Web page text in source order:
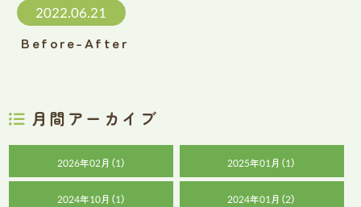
2022.06.21
Before-After
月間アーカイブ
2026年02月（1） 2025年01月（1）
2024年10月（1） 2024年01月（2）